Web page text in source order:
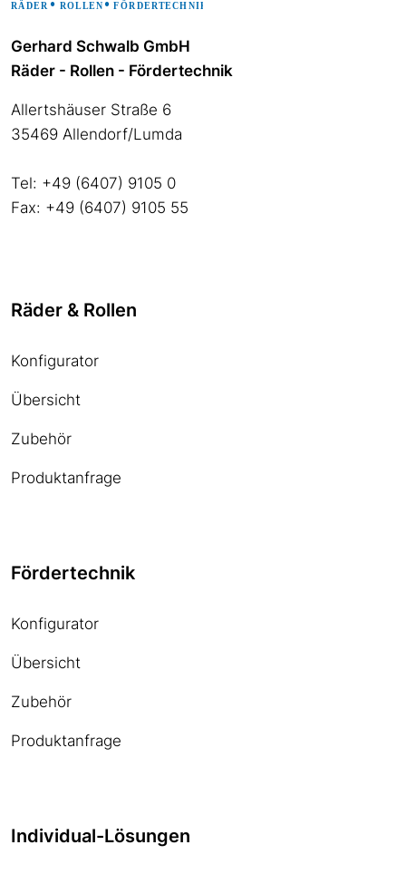
Gerhard Schwalb GmbH
Räder - Rollen - Fördertechnik
Allertshäuser Straße 6
35469 Allendorf/Lumda
Tel: +49 (6407) 9105 0
Fax: +49 (6407) 9105 55
Räder & Rollen
Konfigurator
Übersicht
Zubehör
Produktanfrage
Fördertechnik
Konfigurator
Übersicht
Zubehör
Produktanfrage
Individual-Lösungen